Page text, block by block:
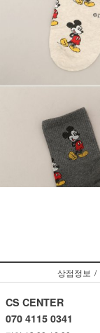
상점정보 /
CS CENTER
070 4115 0341